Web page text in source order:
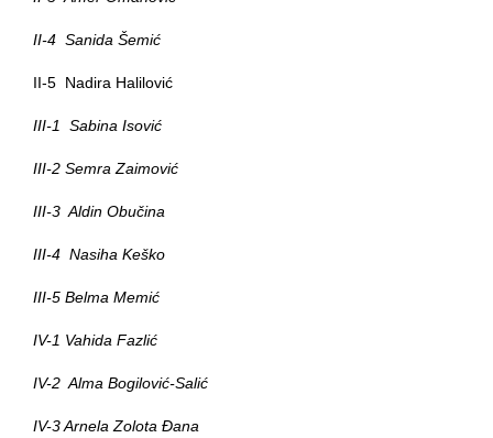
II-4 Sanida Šemić
II-5 Nadira Halilović
III-1 Sabina Isović
III-2 Semra Zaimović
III-3 Aldin Obučina
III-4 Nasiha Keško
III-5 Belma Memić
IV-1 Vahida Fazlić
IV-2 Alma Bogilović-Salić
IV-3 Arnela Zolota Đana